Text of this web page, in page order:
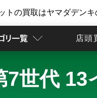
トの買取はヤマダデン
店頭
世代 13